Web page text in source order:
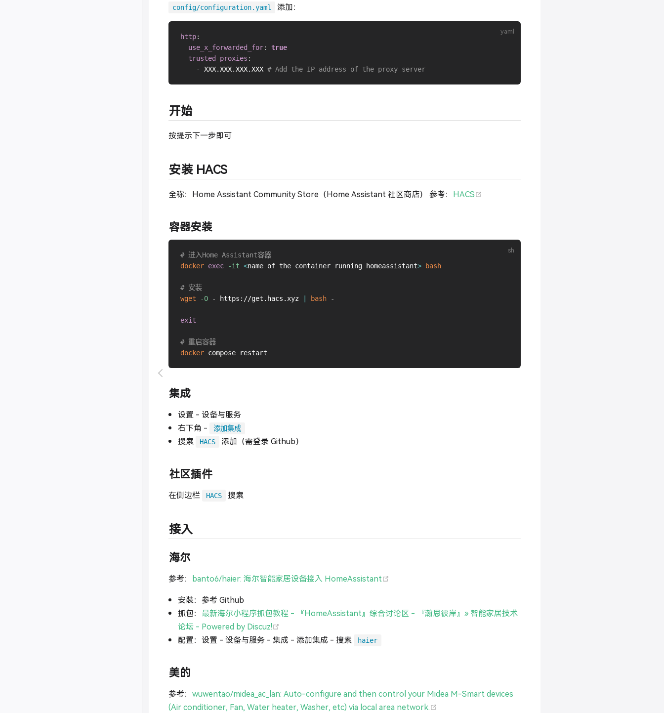
config/configuration.yaml 添加：
http:
use_x_forwarded_for:
true
trusted_proxies :
-
XXX.XXX.XXX.XXX # Add the IP address of the proxy server
开始
按提示下一步即可
安装 HACS
全称：Home Assistant Community Store（Home Assistant 社区商店） 参考： HACS
容器安装
# 进入Home Assistant容器
docker exec -it <name of the container running homeassistant> bash
# 安装
wget
-O - https://get.hacs.xyz bash -
exit
# 重启容器
docker
集成
设置 - 设备与服务
右下角 -
添加集成
搜索 HACS 添加（需登录 Github）
社区插件
在侧边栏 HACS 搜索
接入
海尔
参考： banto6/haier: 海尔智能家居设备接入 HomeAssistant
安装：参考 Github
抓包： 最新海尔小程序抓包教程 - 『HomeAssistant』综合讨论区 - 『瀚思彼岸』» 智能家居技术
论坛 - Powered by Discuz!
配置：设置 - 设备与服务 - 集成 - 添加集成 - 搜索
haier
美的
参考： wuwentao/midea_ac_lan: Auto-configure and then control your Midea M-Smart devices
(Air conditioner, Fan, Water heater, Washer, etc) via local area network.